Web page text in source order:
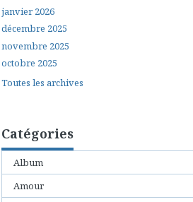
janvier 2026
décembre 2025
novembre 2025
octobre 2025
Toutes les archives
Catégories
Album
Amour